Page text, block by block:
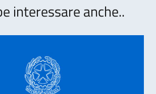
interessare anche..